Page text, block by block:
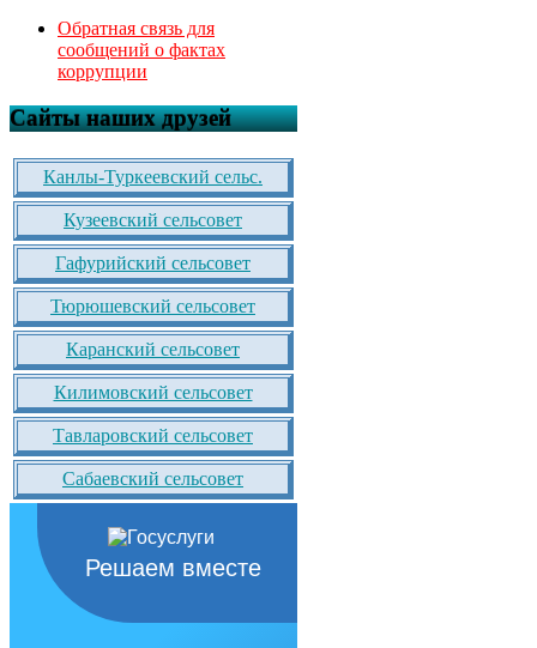
Обратная связь для
сообщений о фактах
коррупции
Сайты наших друзей
Канлы-Туркеевский сельс.
Кузеевский сельсовет
Гафурийский сельсовет
Тюрюшевский сельсовет
Каранский сельсовет
Килимовский сельсовет
Тавларовский сельсовет
Сабаевский сельсовет
Решаем вместе